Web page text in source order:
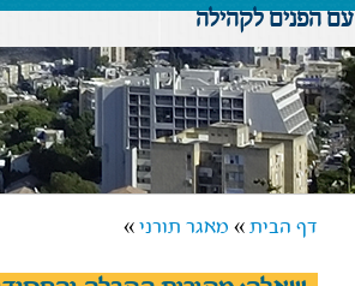
עם הפנים לקהילה
דף הבית » מאגר תורני »